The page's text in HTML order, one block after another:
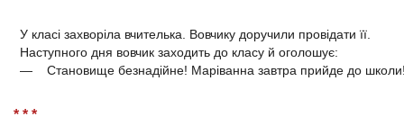
У класі захворіла вчителька. Вовчику доручили провідати її.
Наступного дня вовчик заходить до класу й оголошує:
— Становище безнадійне! Маріванна завтра прийде до
* * *